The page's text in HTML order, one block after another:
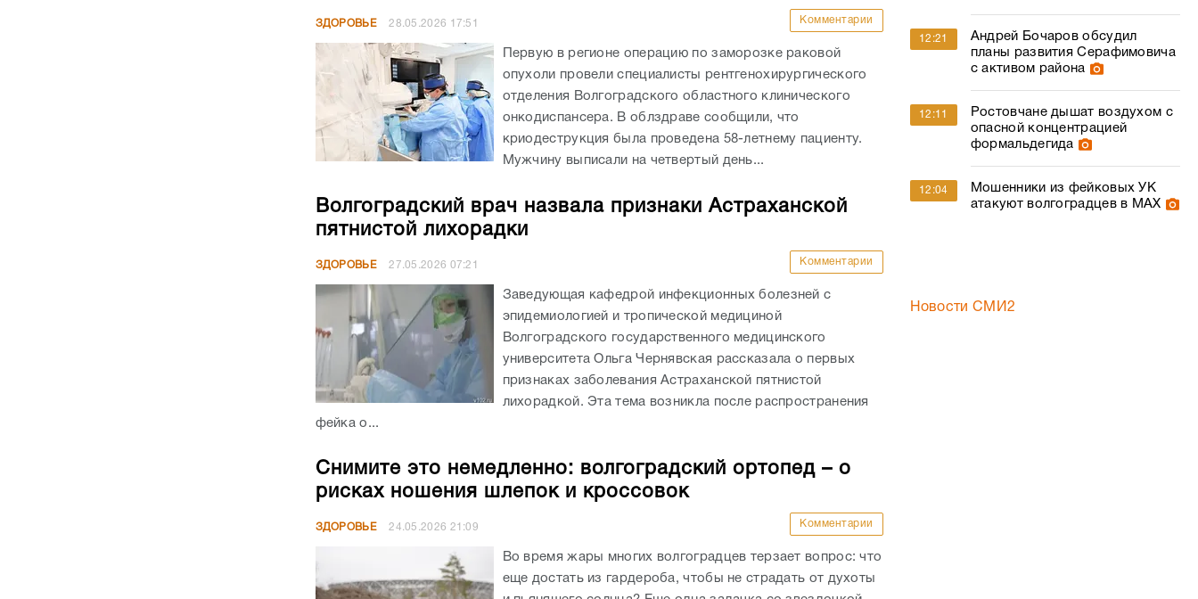
ЗДОРОВЬЕ 28.05.2026 17:51 Комментарии
Первую в регионе операцию по заморозке раковой
опухоли провели специалисты рентгенохирургического
отделения Волгоградского областного клинического
онкодиспансера. В облздраве сообщили, что
криодеструкция была проведена 58-летнему пациенту.
Мужчину выписали на четвертый день...
Волгоградский врач назвала признаки Астраханской
пятнистой лихорадки
ЗДОРОВЬЕ 27.05.2026 07:21 Комментарии
Заведующая кафедрой инфекционных болезней с
эпидемиологией и тропической медициной
Волгоградского государственного медицинского
университета Ольга Чернявская рассказала о первых
признаках заболевания Астраханской пятнистой
лихорадкой. Эта тема возникла после распространения
фейка о...
Снимите это немедленно: волгоградский ортопед – о
рисках ношения шлепок и кроссовок
ЗДОРОВЬЕ 24.05.2026 21:09 Комментарии
Во время жары многих волгоградцев терзает вопрос: что
еще достать из гардероба, чтобы не страдать от духоты
12:21
Андрей Бочаров обсудил
планы развития Серафимовича
с активом района
12:11
Ростовчане дышат воздухом с
опасной концентрацией
формальдегида
12:04
Мошенники из фейковых УК
атакуют волгоградцев в МАХ
Новости СМИ2